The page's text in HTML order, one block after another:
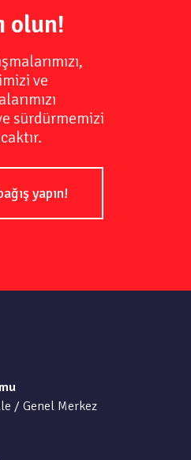
olun!
ve
sürdürmemizi
yapın!
/ Genel Merkez